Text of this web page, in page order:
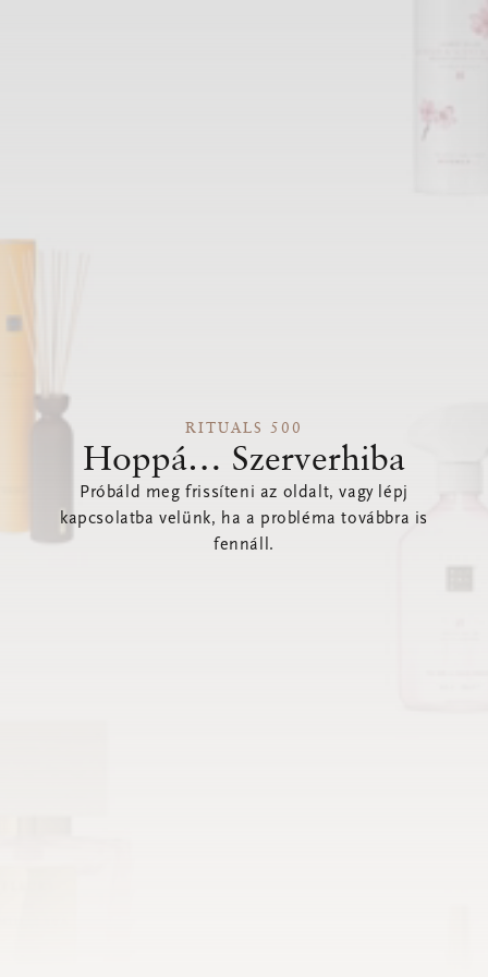
RITUALS 500
Hoppá… Szerverhiba
Próbáld meg frissíteni az oldalt, vagy lépj
kapcsolatba velünk, ha a probléma továbbra is
fennáll.